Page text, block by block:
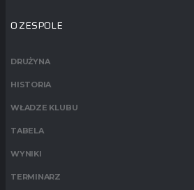
O ZESPOLE
DRUŻYNA
HISTORIA
WŁADZE KLUBU
TABELA
WYNIKI
TERMINARZ